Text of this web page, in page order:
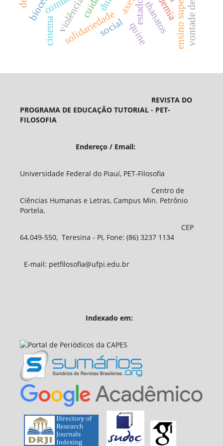
violência
solidariedade estadothanatosensino superior
social quine
cinema
REVISTA DO
PROGRAMA DE EDUCAÇÃO TUTORIAL - PET-
FILOSOFIA
Endereço / Email:
Universidade Federal do Piauí, PET-Filosofia
Centro de
Ciências Humanas e Letras, Campus Min. Petrônio
Portela,
CEP
64.049-550, Teresina - PI, Fone: (86) 3237 1134
E-mail: petfilosofia@ufpi.edu.br
Indexado em: